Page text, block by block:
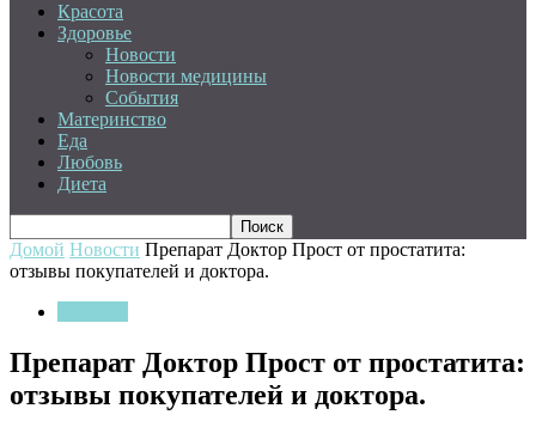
Красота
Здоровье
Новости
Новости медицины
События
Материнство
Еда
Любовь
Диета
Домой Новости Препарат Доктор Прост от простатита:
отзывы покупателей и доктора.
Препарат Доктор Прост от простатита:
отзывы покупателей и доктора.